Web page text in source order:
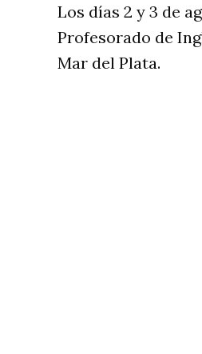
Los días 2 y 3 de
Profesorado de
Mar del Plata.